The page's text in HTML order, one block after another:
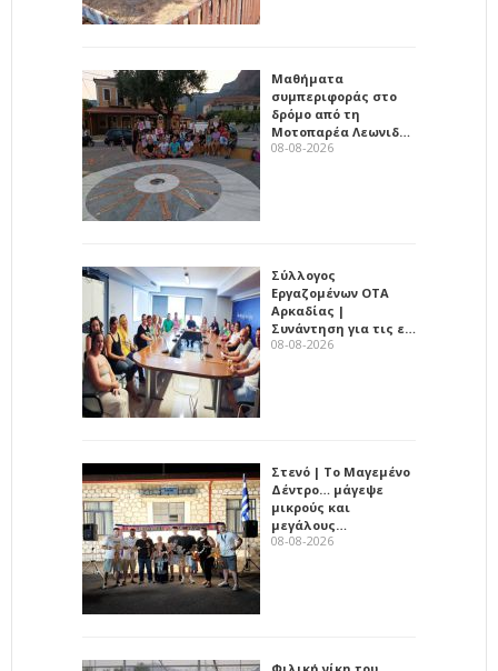
Μαθήματα
συμπεριφοράς στο
δρόμο από τη
Μοτοπαρέα Λεωνιδ…
08-08-2026
Σύλλογος
Εργαζομένων ΟΤΑ
Αρκαδίας |
Συνάντηση για τις ε…
08-08-2026
Στενό | Το Μαγεμένο
Δέντρο… μάγεψε
μικρούς και
μεγάλους…
08-08-2026